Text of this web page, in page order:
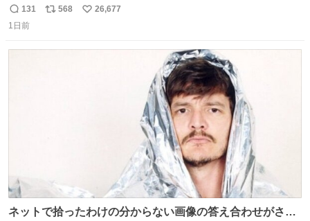
してたらペン止まらなくなってすごい勢いで埋まってワロ
タ
返
信
131
リ
568
い
26,677
1日前
ネットで拾ったわけの分からない画像の答え合わせがされ